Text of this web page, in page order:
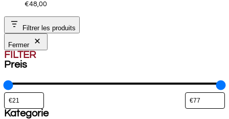
€48,00
Filtrer les produits
Fermer
FILTER
Preis
Kategorie